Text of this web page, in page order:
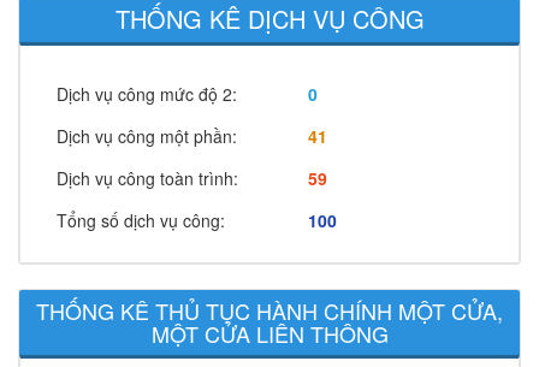
THỐNG KÊ DỊCH VỤ CÔNG
Dịch vụ công mức độ 2:
0
Dịch vụ công một phần:
41
Dịch vụ công toàn trình:
59
Tổng số dịch vụ công:
100
THỐNG KÊ THỦ TỤC HÀNH CHÍNH MỘT CỬA,
MỘT CỬA LIÊN THÔNG